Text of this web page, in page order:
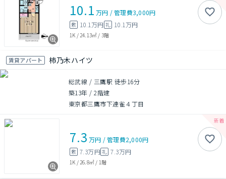
10.1 万円 /管理費3,000円
敷 10.1万円 礼 10.1万円
1K / 24.13㎡ / 3階
賃貸アパート 柿乃木ハイツ
総武線 / 三鷹駅 徒歩16分
築13年 /2階建
東京都三鷹市下連雀４丁目
7.3 万円 /管理費2,000円
敷 7.3万円礼 7.3万円
1K / 26.8㎡ / 1階